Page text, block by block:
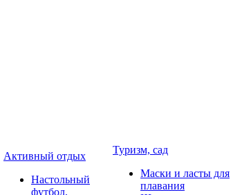
Активный отдых
Настольный
футбол,
Туризм, сад
Маски и ласты для
плавания